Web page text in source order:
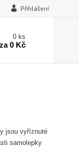
Přihlášení
0 ks
za0 Kč
jsou vyříznuté
samolepky